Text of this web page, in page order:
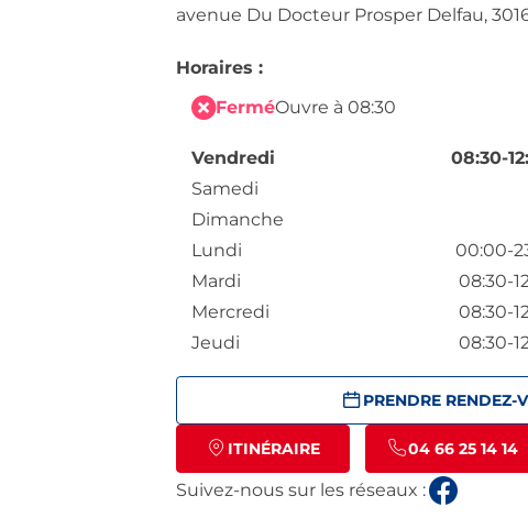
avenue Du Docteur Prosper Delfau,
Horaires :
FerméOuvre à 08:30
Vendredi 08:30-
Samedi
Dimanche
Lundi
00:00-
Mardi
08:30-
Mercredi
08:30-
Jeudi
08:30-
PRENDRE RENDEZ-
ITINÉRAIRE 04 66 25 14 14
Suivez-nous sur les réseaux :